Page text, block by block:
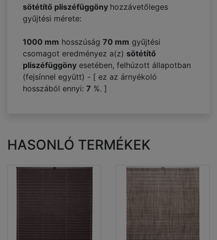
sötétítő pliszéfüggöny hozzávetőleges
gyűjtési mérete:
1000 mm hosszúság 70 mm gyűjtési
csomagot eredményez a(z) sötétítő
pliszéfüggöny esetében, felhúzott állapotban
(fejsínnel együtt) - [ ez az árnyékoló
hosszából ennyi: 7 %. ]
HASONLÓ TERMÉKEK